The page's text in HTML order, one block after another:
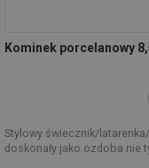
Kominek porcelanowy
Stylowy świecznik/
doskonały jako ozdoba nie